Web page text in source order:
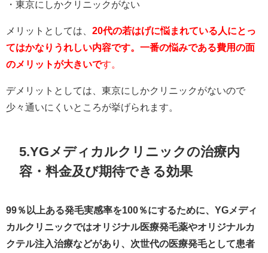
・東京にしかクリニックがない
メリットとしては、 20代の若はげに悩まれている人にとっ
てはかなりうれしい内容です。一番の悩みである費用の面
のメリットが大きいです。
デメリットとしては、東京にしかクリニックがないので
少々通いにくいところが挙げられます。
5.YGメディカルクリニックの治療内
容・料金及び期待できる効果
99％以上ある発毛実感率を100％にするために、YGメディ
カルクリニックではオリジナル医療発毛薬やオリジナルカ
クテル注入治療などがあり、次世代の医療発毛として患者